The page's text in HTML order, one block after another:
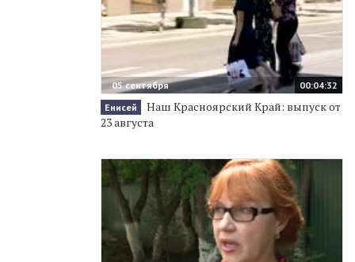
00:04:32
05 сентября
Енисей
Наш Красноярский Край: выпуск от
23 августа